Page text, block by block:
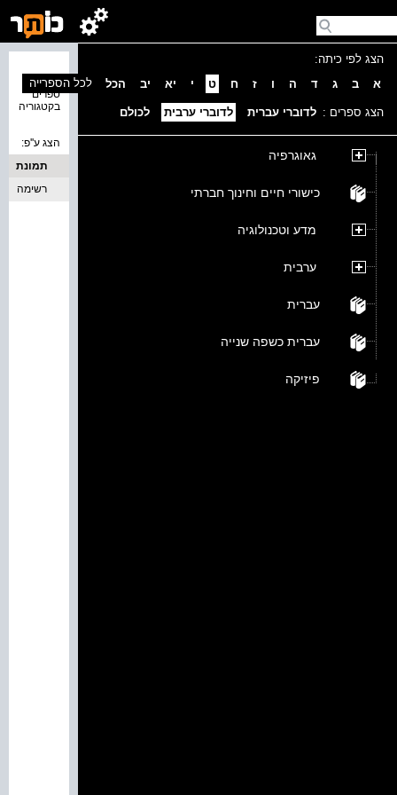
הצג לפי כיתה:
א
ב ג ד ה ו ז ח ט י יא יב הכל
הצג ספרים : לדוברי עברית לדוברי ערבית לכולם
גאוגרפיה
כישורי חיים וחינוך חברתי
מדע וטכנולוגיה
ערבית
עברית
עברית כשפה שנייה
פיזיקה
ספרים
בקטגוריה
לכל הספרייה
הצג ע''פ:
תמונת
כריכה
רשימה